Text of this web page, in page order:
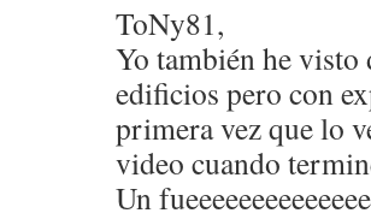
ToNy81,
Yo también he visto
edificios pero con
primera vez que lo
video cuando
Un